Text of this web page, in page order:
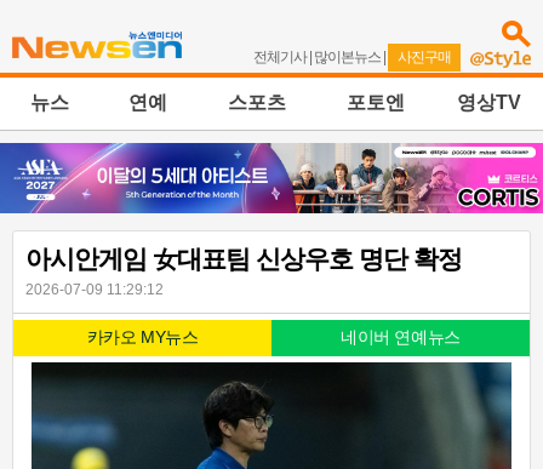
전체기사| 많이본뉴스 | 사진구매
뉴스 연예 스포츠 포토엔 영상TV
아시안게임 女대표팀 신상우호 명단 확정
2026-07-09 11:29:12
카카오 MY뉴스 네이버 연예뉴스